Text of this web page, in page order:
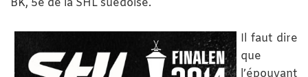
BK, 5e de la SHL suédoise.
Il faut dire
que
l’épouvant